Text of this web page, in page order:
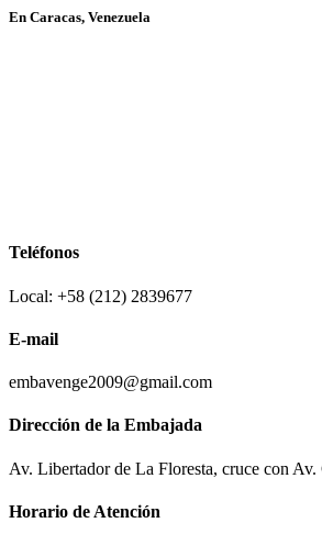
En Caracas, Venezuela
Teléfonos
Local: +58 (212) 2839677
E-mail
embavenge2009@gmail.com
Dirección de la Embajada
Av. Libertador de La Floresta, cruce con
Horario de Atención